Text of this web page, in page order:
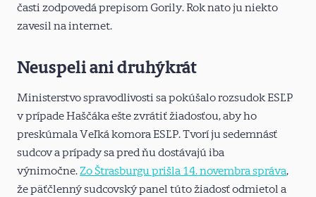
časti zodpovedá prepisom Gorily. Rok nato ju niekto
zavesil na internet.
Neuspeli ani druhýkrát
Ministerstvo spravodlivosti sa pokúšalo rozsudok ESĽP
v prípade Haščáka ešte zvrátiť žiadosťou, aby ho
preskúmala Veľká komora ESĽP. Tvorí ju sedemnásť
sudcov a prípady sa pred ňu dostávajú iba
výnimočne.Zo Štrasburgu prišla 14. novembra správa,
že päťčlenný sudcovský panel túto žiadosť odmietol a